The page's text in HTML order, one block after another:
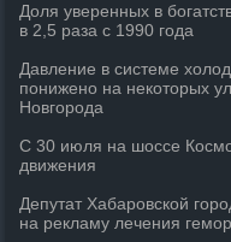
Доля уверенных в
в 2,5 раза с 1990 года
Давление в системе
понижено на некоторых
Новгорода
С 30 июля на шоссе
движения
Депутат Хабаровской
на рекламу лечения